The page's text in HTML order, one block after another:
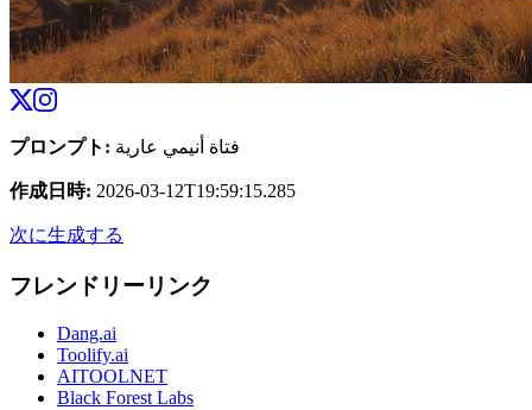
プロンプト : فتاة أنيمي عارية
作成日時: 2026-03-12T19:59:15.285
次に生成する
フレンドリーリンク
Dang.ai
Toolify.ai
AITOOLNET
Black Forest Labs